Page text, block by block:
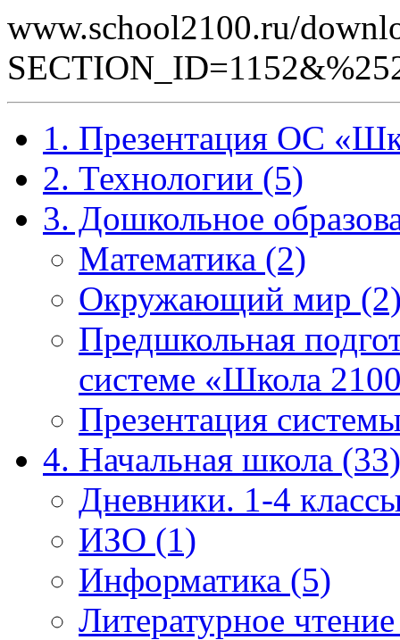
www.school2100.ru/
1. Презентация ОС
2. Технологии (5)
3. Дошкольное
Математика (2)
Окружающий мир
Предшкольная
системе «Школа
Презентация
4. Начальная школа (33)
Дневники. 1-4
ИЗО (1)
Информатика (5)
Литературное